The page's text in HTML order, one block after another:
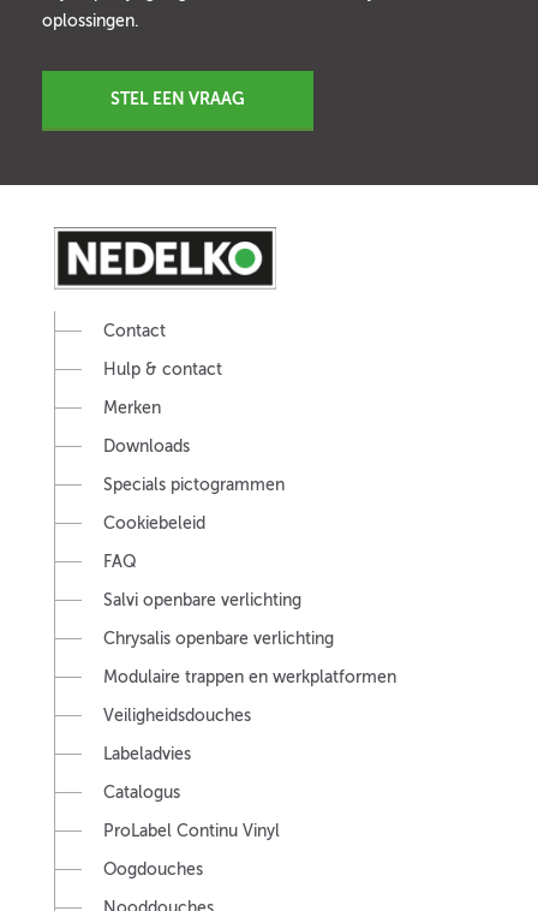
oplossingen.
STEL EEN VRAAG
Contact
Hulp & contact
Merken
Downloads
Specials pictogrammen
Cookiebeleid
FAQ
Salvi openbare verlichting
Chrysalis openbare verlichting
Modulaire trappen en werkplatformen
Veiligheidsdouches
Labeladvies
Catalogus
ProLabel Continu Vinyl
Oogdouches